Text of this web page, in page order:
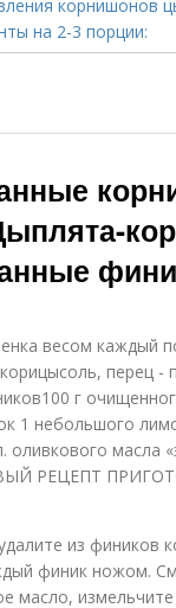
весом каждый
перец -
г
1 небольшого
оливкового масла
РЕЦЕПТ
из фиников
финик ножом.
масло,